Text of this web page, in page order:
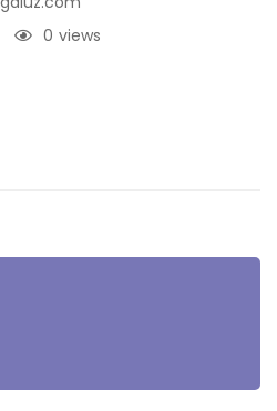
views
0